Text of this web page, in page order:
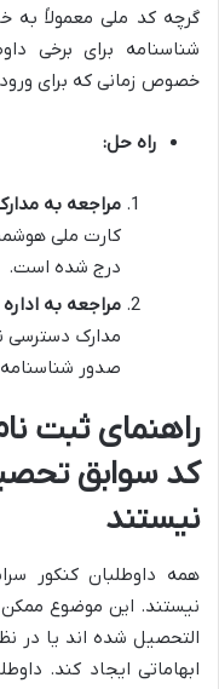
گرچه کد ملی معمولاً به
شناسنامه برای برخی
خصوص زمانی که برای ورود
راه حل:
مراجعه به
کارت ملی
درج شده است.
مراجعه به
مدارک دسترسی
صدور
راهنمای ثبت
کد سوابق
نیستند
همه داوطلبان کنکور
نیستند. این موضوع
التحصیل شده اند یا در
ابهاماتی ایجاد کند.